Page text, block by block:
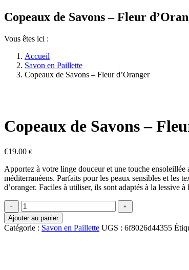
Copeaux de Savons – Fleur
Vous êtes ici :
Accueil
Savon en Paillette
Copeaux de Savons – Fleur d’Oranger
Copeaux de Savons –
€19.00 €
Apportez à votre linge douceur et une touche
méditerranéens. Parfaits pour les peaux sensibles et les
d’oranger. Faciles à utiliser, ils sont adaptés à la lessive
quantité
de
Copeaux
de
﹣
﹢
Ajouter au panier
Catégorie : Savon en Paillette UGS : 6f8026d44355